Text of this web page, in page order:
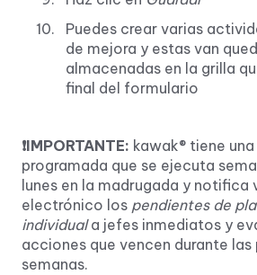
Puedes crear varias
de mejora y estas van
almacenadas en la grilla
final del formulario
❗IMPORTANTE: kawak® tiene
programada que se ejecuta
lunes en la madrugada y notifica
electrónico los pendientes de
individuala jefes inmediatos y
acciones que vencen durante
semanas.